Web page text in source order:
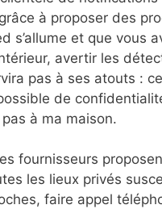
à proposer des
s’allume et que vous
avertir les
pas à ses atouts :
de
pas à ma maison.
fournisseurs
les lieux privés
faire appel